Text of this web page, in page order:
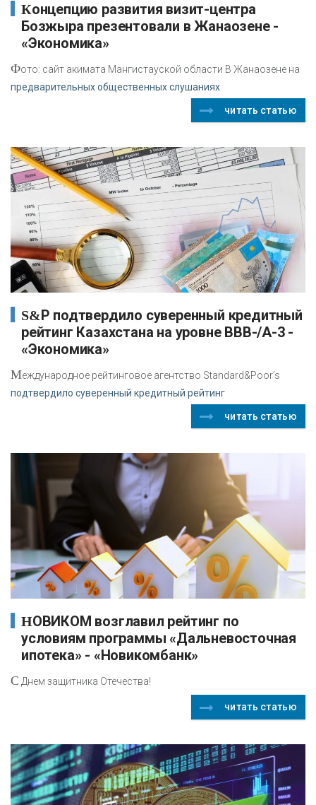
Концепцию развития визит-центра
Бозжыра презентовали в Жанаозене -
«Экономика»
Фото: сайт акимата Мангистауской области В Жанаозене на
предварительных общественных слушаниях
читать статью
S&P подтвердило суверенный кредитный
рейтинг Казахстана на уровне BBB-/A-3 -
«Экономика»
Международное рейтинговое агентство Standard&Poor’s
подтвердило суверенный кредитный рейтинг
читать статью
НОВИКОМ возглавил рейтинг по
условиям программы «Дальневосточная
ипотека» - «Новикомбанк»
С Днем защитника Отечества!
читать статью